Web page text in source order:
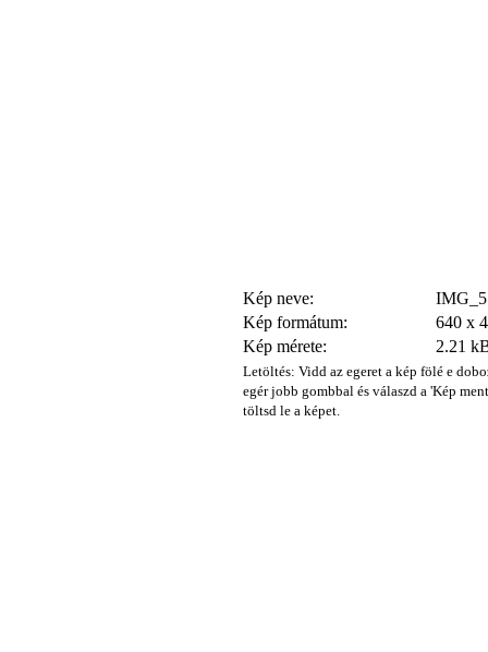
Kép neve:
Kép formátum:
640 x
Kép mérete:
2.21
Letöltés: Vidd az egeret a kép fölé e
egér jobb gombbal és válaszd a 'Kép
töltsd le a képet.